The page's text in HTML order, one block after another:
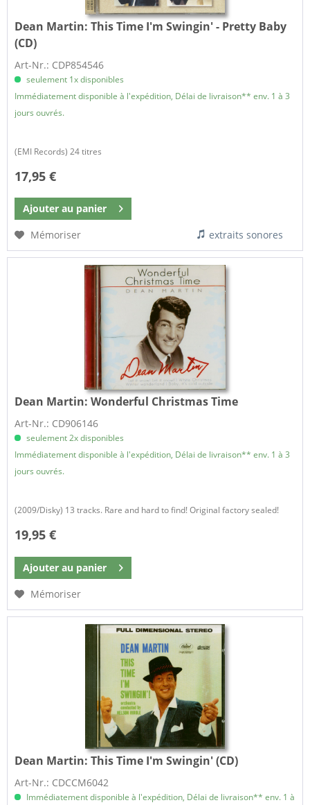
Dean Martin:This Time I'm Swingin' - Pretty Baby
(CD)
Art-Nr.: CDP854546
seulement 1x disponibles
Immédiatement disponible à l'expédition, Délai de livraison** env. 1 à 3
jours ouvrés.
(EMI Records) 24 titres ​
17,95 €
Ajouter au panier
Mémoriser
extraits sonores
Dean Martin:Wonderful Christmas Time
Art-Nr.: CD906146
seulement 2x disponibles
Immédiatement disponible à l'expédition, Délai de livraison** env. 1 à 3
jours ouvrés.
(2009/Disky) 13 tracks. Rare and hard to find! Original factory sealed!
19,95 €
Ajouter au panier
Mémoriser
Dean Martin:This Time I'm Swingin' (CD)
Art-Nr.: CDCCM6042
Immédiatement disponible à l'expédition, Délai de livraison** env. 1 à